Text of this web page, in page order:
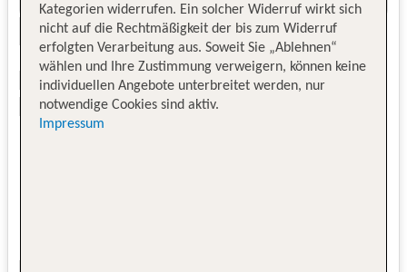
Kategorien widerrufen. Ein solcher Widerruf wirkt sich
nicht auf die Rechtmäßigkeit der bis zum Widerruf
erfolgten Verarbeitung aus. Soweit Sie „Ablehnen“
wählen und Ihre Zustimmung verweigern, können keine
individuellen Angebote unterbreitet werden, nur
notwendige Cookies sind aktiv.
Impressum